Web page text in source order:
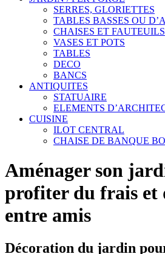
SERRES, GLORIETTES
TABLES BASSES OU
CHAISES ET FAUTEUILS
VASES ET POTS
TABLES
DECO
BANCS
ANTIQUITES
STATUAIRE
ELEMENTS
CUISINE
ILOT CENTRAL
CHAISE DE BANQUE
Aménager son
profiter du frais et
entre amis
Décoration du jardin